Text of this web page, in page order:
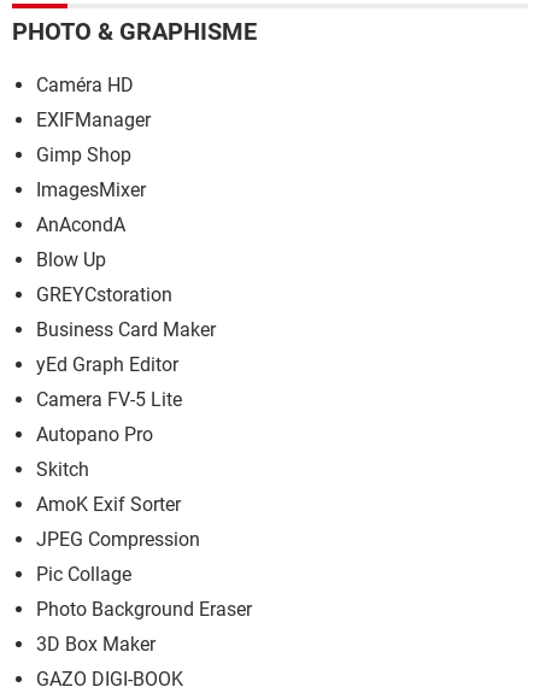
PHOTO & GRAPHISME
Caméra HD
EXIFManager
Gimp Shop
ImagesMixer
AnAcondA
Blow Up
GREYCstoration
Business Card Maker
yEd Graph Editor
Camera FV-5 Lite
Autopano Pro
Skitch
AmoK Exif Sorter
JPEG Compression
Pic Collage
Photo Background Eraser
3D Box Maker
GAZO DIGI-BOOK